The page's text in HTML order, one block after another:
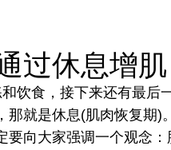
过休息增肌
饮食，接下来还有最后
那就是休息(肌肉恢复期)。
要向大家强调一个观念：